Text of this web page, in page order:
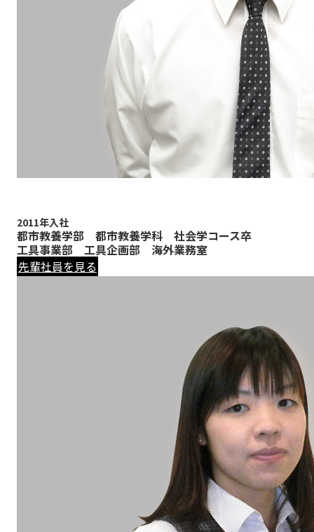
2011年入社
都市教養学部 都市教養学科 社会学コース卒
工具事業部 工具企画部 海外業務室
先輩社員を見る